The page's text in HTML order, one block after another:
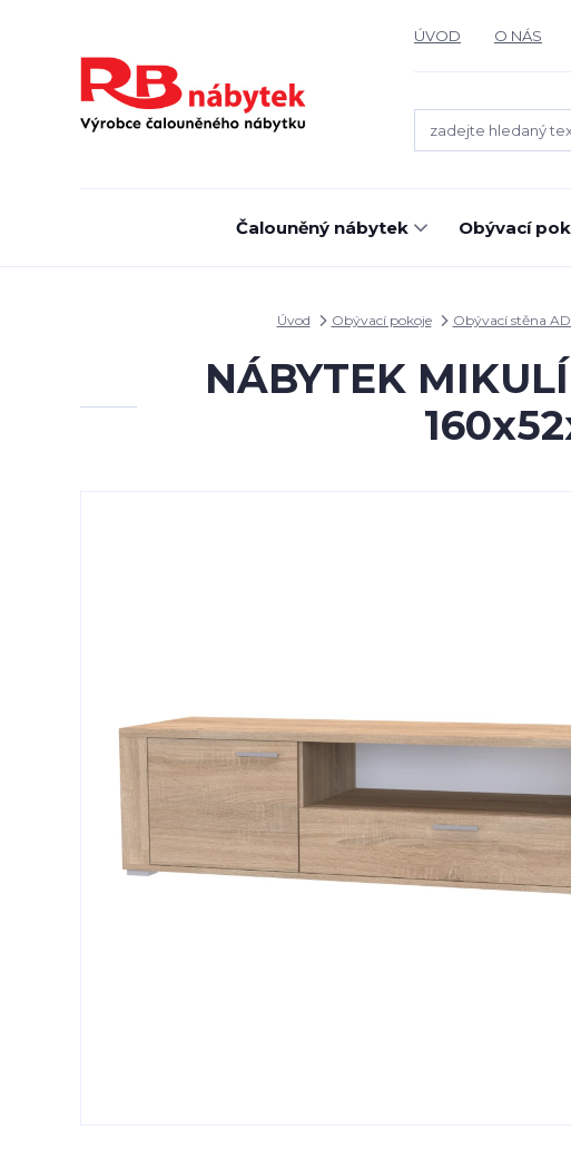
ÚVOD O NÁS
Čalouněný nábytek Obývací
Úvod Obývací pokoje Obývací stěna
NÁBYTEK